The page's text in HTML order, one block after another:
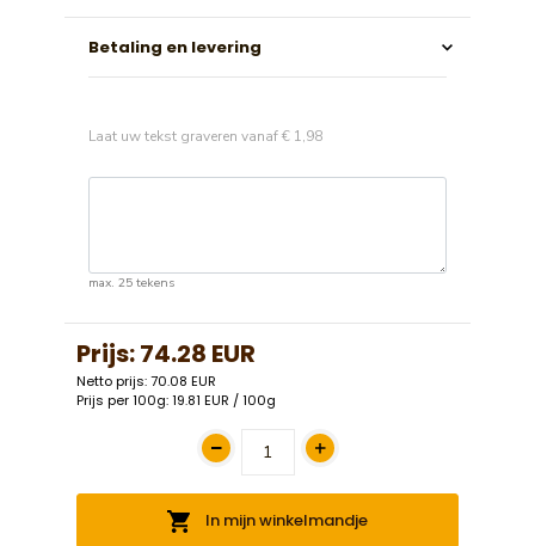
Betaling en levering
Laat uw tekst graveren vanaf € 1,98
max. 25 tekens
Prijs:74.28 EUR
Netto prijs: 70.08 EUR
Prijs per 100g: 19.81 EUR / 100g
In mijn winkelmandje